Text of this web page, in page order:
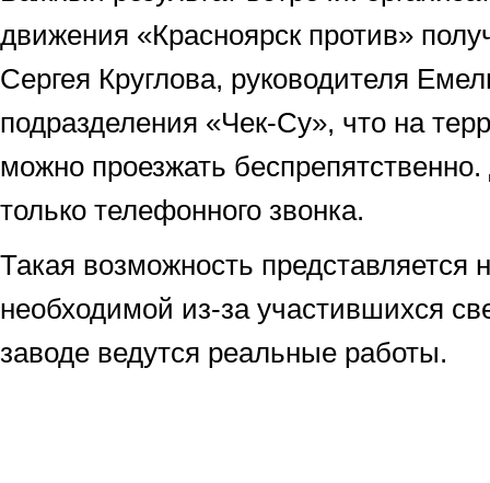
движения «Красноярск против»
Сергея Круглова, руководителя
подразделения «Чек-Су», что на
можно проезжать беспрепятственно.
только телефонного звонка.
Такая возможность представляется
необходимой из-за участившихся
заводе ведутся реальные работы.